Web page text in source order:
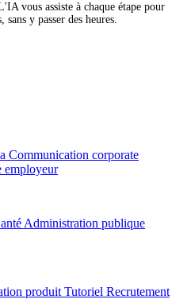
vous assiste à chaque étape pour
y passer des heures.
Communication corporate
employeur
Administration publique
produit Tutoriel Recrutement